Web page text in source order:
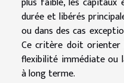
durée et libérés
ou dans des cas
Ce critère doit orienter
flexibilité immédiate ou
à long terme.